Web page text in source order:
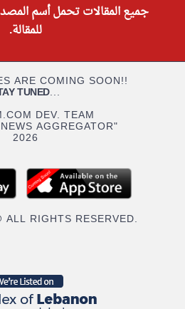
جميع المقالات تحمل أسم
للمقالة.
ARE COMING SOON!!
TUNED...
DEV. TEAM
AGGREGATOR"
2026
ALL RIGHTS RESERVED.